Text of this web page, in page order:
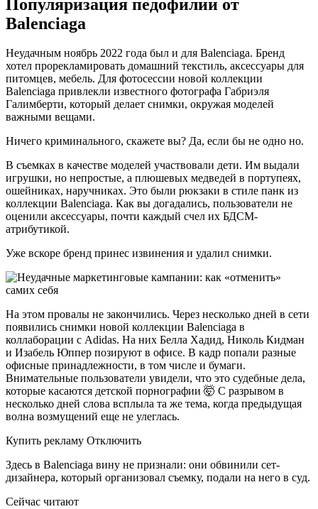
Популяризация педофилии от
Balenciaga
Неудачным ноябрь 2022 года был и для Balenciaga. Бренд
хотел прорекламировать домашний текстиль, аксессуары для
питомцев, мебель. Для фотосессии новой коллекции
Balenciaga привлекли известного фотографа Габриэля
Галимберти, который делает снимки, окружая моделей
важными вещами.
Ничего криминального, скажете вы? Да, если бы не одно но.
В съемках в качестве моделей участвовали дети. Им выдали
игрушки, но непростые, а плюшевых медведей в портупеях,
ошейниках, наручниках. Это были рюкзаки в стиле панк из
коллекции Balenciaga. Как вы догадались, пользователи не
оценили аксессуары, почти каждый счел их БДСМ-
атрибутикой.
Уже вскоре бренд принес извинения и удалил снимки.
На этом провалы не закончились. Через несколько дней в сети
появились снимки новой коллекции Balenciaga в
коллаборации с Adidas. На них Белла Хадид, Николь Кидман
и Изабель Юппер позируют в офисе. В кадр попали разные
офисные принадлежности, в том числе и бумаги.
Внимательные пользователи увидели, что это судебные дела,
которые касаются детской порнографии 🤯 С разрывом в
несколько дней слова всплыла та же тема, когда предыдущая
волна возмущений еще не улеглась.
Купить рекламу Отключить
Здесь в Balenciaga вину не признали: они обвинили сет-
дизайнера, который организовал съемку, подали на него в суд.
Сейчас читают